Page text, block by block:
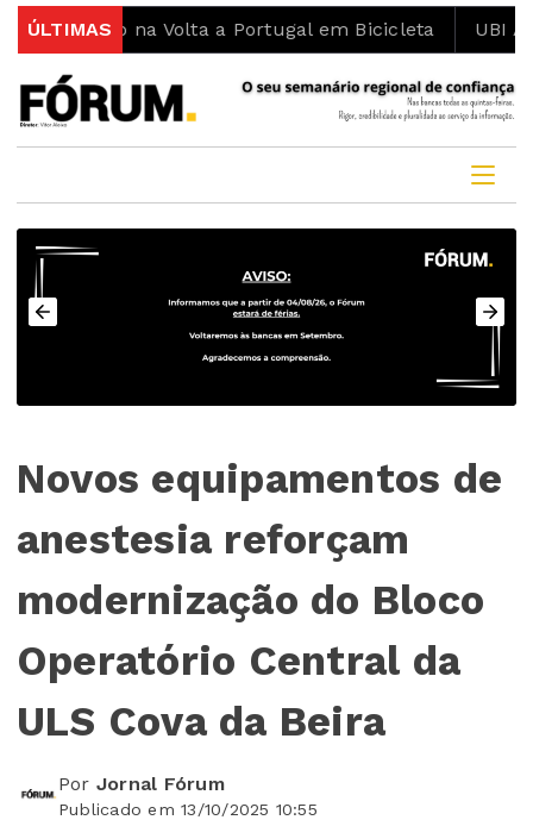
ÚLTIMAS
na Volta a Portugal em Bicicleta UBI
Novos equipamentos de
anestesia reforçam
modernização do Bloco
Operatório Central da
ULS Cova da Beira
Por Jornal Fórum
Publicado em 13/10/2025 10:55